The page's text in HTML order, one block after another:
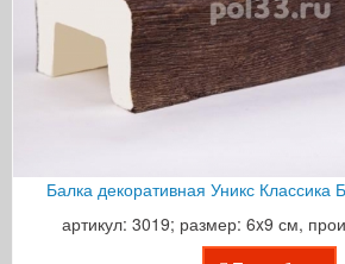
Балка декоративная Уникс
артикул: 3019; размер: 6x9 см,